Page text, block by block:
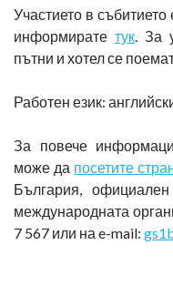
Участието в
информирате тук. За
пътни и хотел се
Работен език:
За повече
може да посетите
България,
международната
7 567 или на e-mail: